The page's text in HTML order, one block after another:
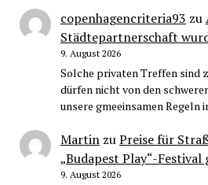
copenhagencriteria93 zu
Städtepartnerschaft
9. August 2026
Solche privaten Treffen sind
dürfen nicht von den
unsere gmeeinsamen Regeln
MartinzuPreise für
„Budapest Play“-Festival
9. August 2026